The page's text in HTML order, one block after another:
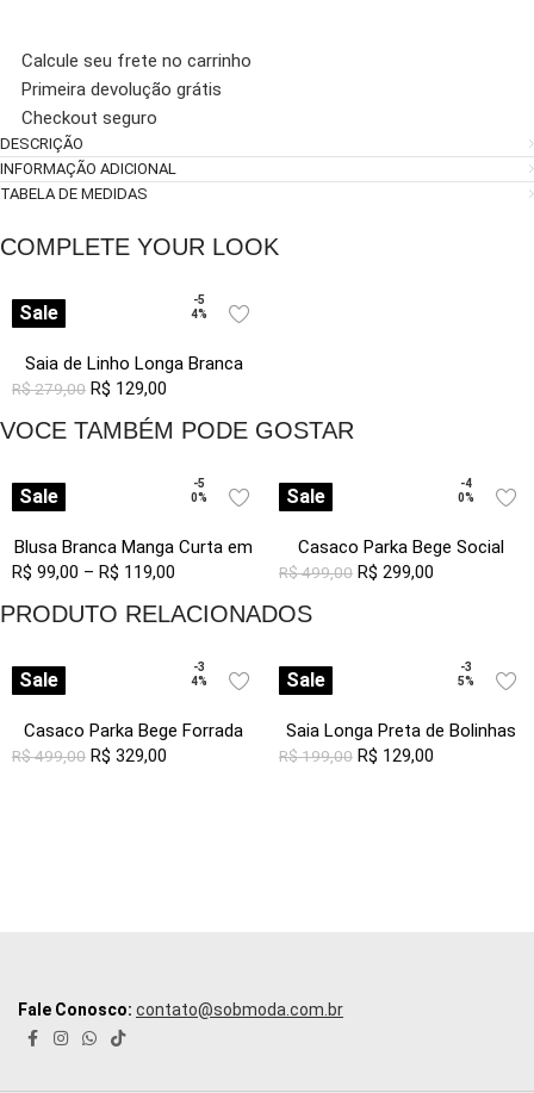
Calcule seu frete no carrinho
Primeira devolução grátis
Checkout seguro
DESCRIÇÃO
INFORMAÇÃO ADICIONAL
TABELA DE MEDIDAS
COMPLETE YOUR LOOK
Sale
-5
4%
Saia de Linho Longa Branca
com Fenda e Botões
R$279,00 R$ 129,00
VOCE TAMBÉM PODE GOSTAR
Sale
-5
0%
Blusa Branca Manga Curta em
Viscose com Linho Sob
R$ 99,00 – R$ 119,00
Sale
-4
0%
Casaco Parka Bege Social
Forrada com Capuz Sob
R$499,00 R$ 299,00
PRODUTO RELACIONADOS
Sale
-3
4%
Casaco Parka Bege Forrada
com Capuz Sob
R$499,00 R$ 329,00
Sale
-3
5%
Saia Longa Preta de Bolinhas
de Viscose Poá Transpassada
R$199,00 R$ 129,00
Fale Conosco: contato@sobmoda.com.br